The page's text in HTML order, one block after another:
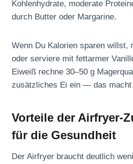
Kohlenhydrate, moderate
durch Butter oder Margarine.
Wenn Du Kalorien sparen willst,
oder serviere mit fettarmer
Eiweiß rechne 30–50 g
zusätzliches Ei ein — das macht
Vorteile der Airfryer-
für die Gesundheit
Der Airfryer braucht deutlich